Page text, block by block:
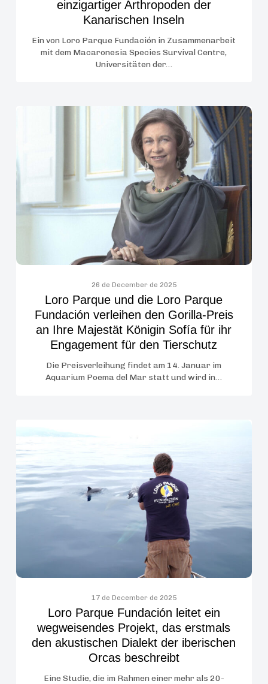
einzigartiger Arthropoden der
Kanarischen Inseln
Ein von Loro Parque Fundación in Zusammenarbeit
mit dem Macaronesia Species Survival Centre,
Universitäten der…
Loro
Parque
und
die
Loro
Parque
Fundación
verleihen
Gorilla-
an
Ihre
Majestät
Königin
Sofía
für
ihr
Tierschutz
26 de December de 2025
Loro Parque und die Loro Parque
Fundación verleihen den Gorilla-Preis
an Ihre Majestät Königin Sofía für ihr
Engagement für den Tierschutz
Die Preisverleihung findet am 14. Januar im
Aquarium Poema del Mar statt und wird in…
Parque
Fundación
leitet
ein
wegweisendes
Projekt,
das
erstmals
den
Dialekt
der
iberischen
Orcas
beschreibt
17 de December de 2025
Loro Parque Fundación leitet ein
wegweisendes Projekt, das erstmals
den akustischen Dialekt der iberischen
Orcas beschreibt
Eine Studie, die im Rahmen einer mehr als 20-